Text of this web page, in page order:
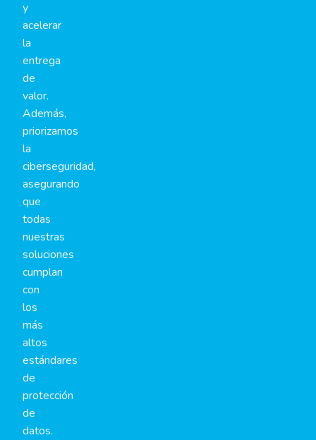
y
acelerar
la
entrega
de
valor.
Además,
priorizamos
la
ciberseguridad,
asegurando
que
todas
nuestras
soluciones
cumplan
con
los
más
altos
estándares
de
protección
de
datos.